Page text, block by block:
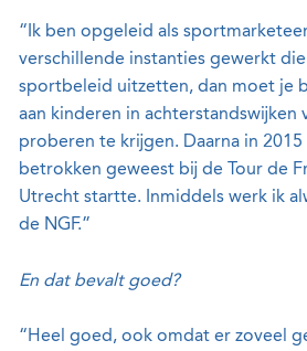
“Ik ben opgeleid als
verschillende instanties gewerkt
sportbeleid uitzetten, dan moet je
aan kinderen in achterstandswijken
proberen te krijgen. Daarna in 2015
betrokken geweest bij de Tour de
Utrecht startte. Inmiddels werk ik
de NGF.”
En dat bevalt goed?
“Heel goed, ook omdat er zoveel